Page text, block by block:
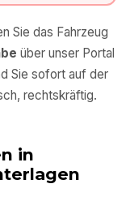
Sie das Fahrzeug
über unser Portal
Sie sofort auf der
rechtskräftig.
in